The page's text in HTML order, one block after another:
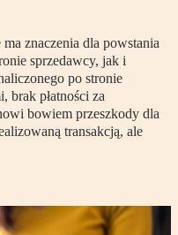
znaczenia dla powstania
sprzedawcy, jak i
po stronie
brak płatności za
bowiem przeszkody dla
transakcją, ale